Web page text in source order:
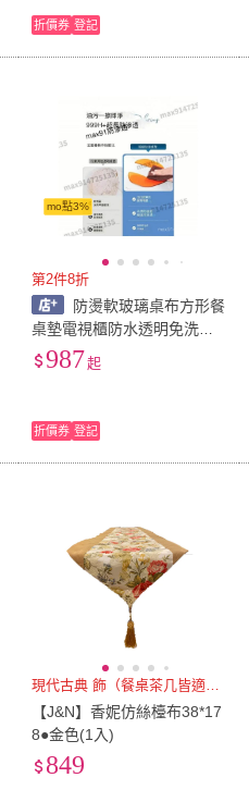
折價券 登記
mo點3%
第2件8折
防燙軟玻璃桌布方形餐
桌墊電視櫃防水透明免洗臺
布水晶闆防油pvc 桌麵保護
墊 免洗防燙 茶幾 電視櫃 餐
987起
折價券 登記
現代古典 飾（餐桌茶几皆適用）
【J&N】香妮仿絲檯布38*17
8●金色(1入)
849